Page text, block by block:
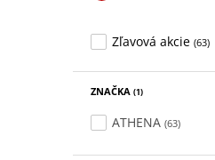
Zľavová akcie (63)
ZNAČKA (1)
ATHENA (63)